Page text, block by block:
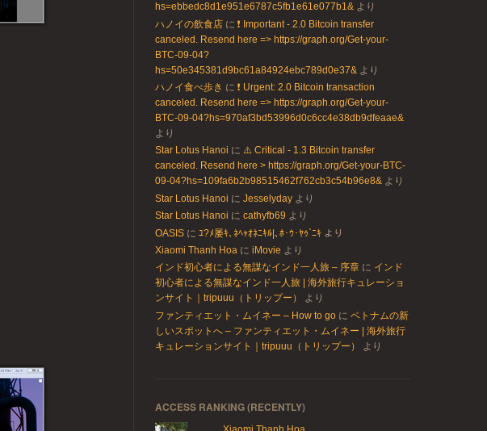
hs=ebbedc8d1e951e6787c5fb1e61e077b1& より
ハノイの飲食店 に❗ Important - 2.0 Bitcoin transfer
canceled. Resend here => https://graph.org/Get-your-
BTC-09-04?
hs=50e345381d9bc61a84924ebc789d0e37& より
ハノイ食べ歩き に❗ Urgent: 2.0 Bitcoin transaction
canceled. Resend here => https://graph.org/Get-your-
BTC-09-04?hs=970af3bd53996d0c6cc4e38db9dfeaae&
より
Star Lotus Hanoi に⚠️ Critical - 1.3 Bitcoin transfer
canceled. Resend here > https://graph.org/Get-your-BTC-
09-04?hs=109fa6b2b98515462f762cb3c54b96e8& より
Star Lotus Hanoi にJesselyday より
Star Lotus Hanoi にcathyfb69 より
OASIS にﾕ?ﾒ屡ｷ､ﾈﾍｬｵﾈﾆｷﾙ|､ﾎ･ｳ･ﾔｩ`ﾆｷ より
Xiaomi Thanh Hoa にiMovie より
インド初心者による無謀なインド一人旅 – 序章 に インド
初心者による無謀なインド一人旅 | 海外旅行キュレーショ
ンサイト｜tripuuu（トリップー）
より
ファンティエット・ムイネー – How to go にベトナムの新
しいスポットへ – ファンティエット・ムイネー | 海外旅行
キュレーションサイト｜tripuuu（トリップー）
より
ACCESS RANKING (RECENTLY)